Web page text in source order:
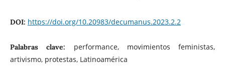
DOI: https://doi.org/10.20983/decumanus.2023.2.2
Palabras clave: performance, movimientos feministas,
artivismo, protestas, Latinoamérica